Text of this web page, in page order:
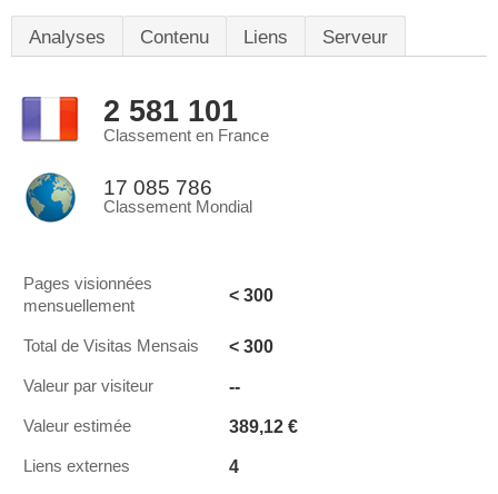
Analyses Contenu Liens Serveur
2 581 101
Classement en France
17 085 786
Classement Mondial
Pages visionnées
mensuellement
< 300
Total de Visitas Mensais < 300
Valeur par visiteur --
Valeur estimée 389,12 €
Liens externes 4